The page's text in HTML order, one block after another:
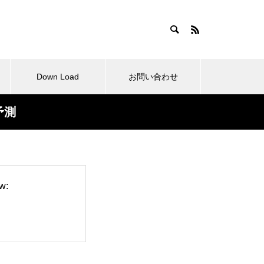
Down Load お問い合わせ
せ
拘縮肩と変形性肩関節症の肩甲
測